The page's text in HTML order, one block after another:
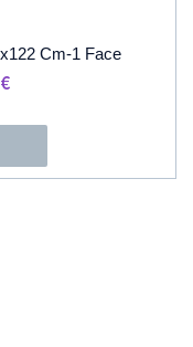
Cm-1 Face
€O
É: